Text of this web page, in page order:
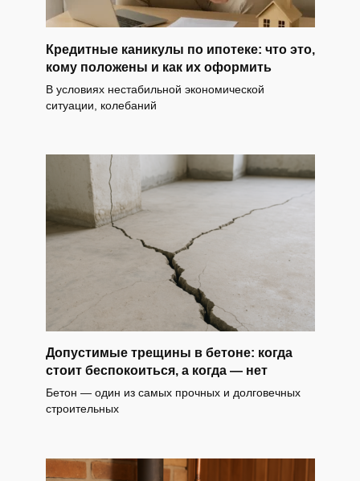
Кредитные каникулы по ипотеке: что это,
кому положены и как их оформить
В условиях нестабильной экономической
ситуации, колебаний
Допустимые трещины в бетоне: когда
стоит беспокоиться, а когда — нет
Бетон — один из самых прочных и долговечных
строительных